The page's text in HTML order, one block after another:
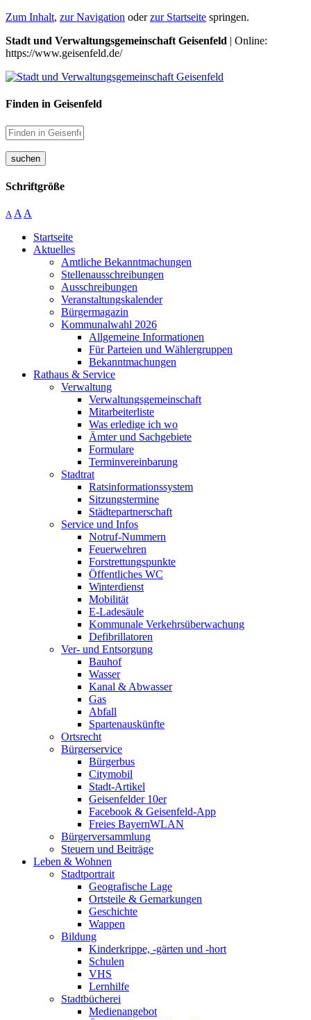
Zum Inhalt, zur Navigation oderzur Startseite springen.
Stadt und Verwaltungsgemeinschaft Geisenfeld | Online:
https://www.geisenfeld.de/
Finden in Geisenfeld
suchen
Schriftgröße
A A A
Startseite
Aktuelles
Amtliche Bekanntmachungen
Stellenausschreibungen
Ausschreibungen
Veranstaltungskalender
Bürgermagazin
Kommunalwahl 2026
Allgemeine Informationen
Für Parteien und Wählergruppen
Bekanntmachungen
Rathaus & Service
Verwaltung
Verwaltungsgemeinschaft
Mitarbeiterliste
Was erledige ich wo
Ämter und Sachgebiete
Formulare
Terminvereinbarung
Stadtrat
Ratsinformationssystem
Sitzungstermine
Städtepartnerschaft
Service und Infos
Notruf-Nummern
Feuerwehren
Forstrettungspunkte
Öffentliches WC
Winterdienst
Mobilität
E-Ladesäule
Kommunale Verkehrsüberwachung
Defibrillatoren
Ver- und Entsorgung
Bauhof
Wasser
Kanal & Abwasser
Gas
Abfall
Spartenauskünfte
Ortsrecht
Bürgerservice
Bürgerbus
Citymobil
Stadt-Artikel
Geisenfelder 10er
Facebook & Geisenfeld-App
Freies BayernWLAN
Bürgerversammlung
Steuern und Beiträge
Leben & Wohnen
Stadtportrait
Geografische Lage
Ortsteile & Gemarkungen
Geschichte
Wappen
Bildung
Kinderkrippe, -gärten und -hort
Schulen
VHS
Lernhilfe
Stadtbücherei
Medienangebot